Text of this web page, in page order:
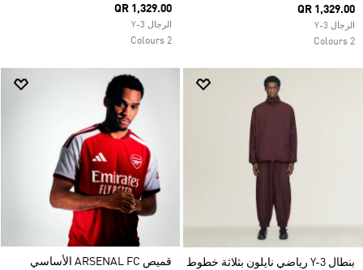
QR 1,329.00
الرجال Y-3
2 Colours
QR 1,329.00
الرجال Y-3
2 Colours
بنطال Y-3 رياضي نايلون بثلاثة خطوط قميص ARSENAL FC الأساسي